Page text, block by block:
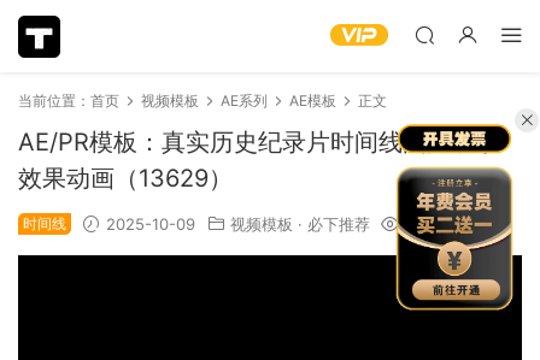
当前位置： 首页 视频模板 AE系列 AE模板 正文
AE/PR模板：真实历史纪录片时间线图片展示
效果动画（13629）
时间线 2025-10-09 视频模板 · 必下推荐 1.24k